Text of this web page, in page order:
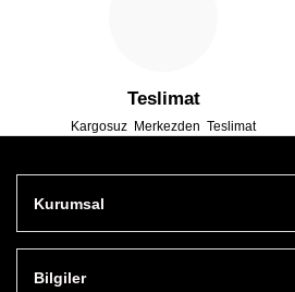
Teslimat
Kargosuz Merkezden Teslimat
Kurumsal
Bilgiler